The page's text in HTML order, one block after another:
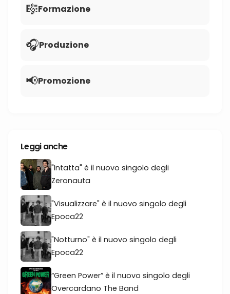
🎼Formazione
🎧Produzione
📢Promozione
Leggi anche
"Intatta" è il nuovo singolo degli
Zeronauta
"Visualizzare" è il nuovo singolo degli
Epoca22
"Notturno" è il nuovo singolo degli
Epoca22
“Green Power” è il nuovo singolo degli
Overcardano The Band